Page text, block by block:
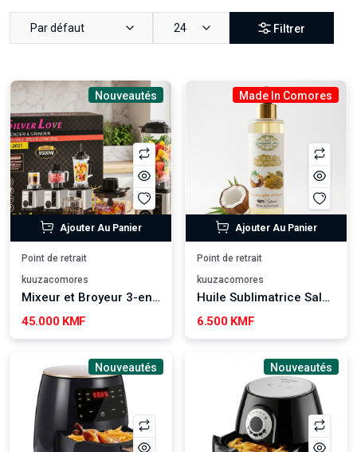
Par défaut 24 Filtrer
Nouveautés
Ajouter Au Panier
Point de retrait
kuuzacomores
Mixeur et Broyeur 3-en-1 Silver Love SC-2027
45.000 KMF
Made In Comores
Ajouter Au Panier
Point de retrait
kuuzacomores
Huile Sublimatrice Salsabil Art
6.500 KMF
Nouveautés Nouveautés